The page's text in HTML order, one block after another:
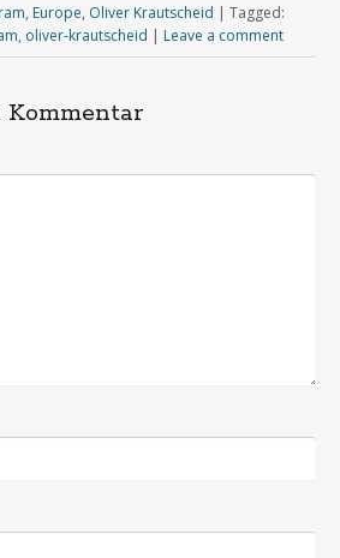
, Europe, Oliver Krautscheid | Tagged:
, oliver-krautscheid | Leave a comment
Kommentar